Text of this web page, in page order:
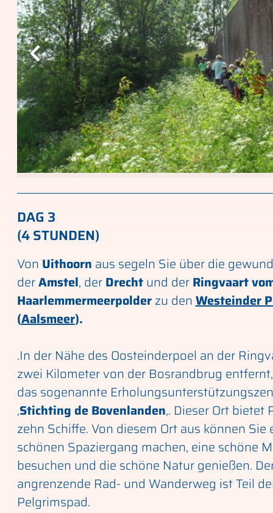
DAG 3
(4 STUNDEN)
Von Uithoorn aus segeln Sie über die
derAmstel, derDrechtund derRingvaart
Haarlemmermeerpolderzu denWesteinder
(Aalsmeer).
.In der Nähe des Oosteinderpoel an der
zwei Kilometer von der Bosrandbrug
das sogenannte
‚Stichting de Bovenlanden‚. Dieser Ort
zehn Schiffe. Von diesem Ort aus können Sie
schönen Spaziergang machen, eine schöne
besuchen und die schöne Natur genießen.
angrenzende Rad- und Wanderweg ist Teil
Pelgrimspad.